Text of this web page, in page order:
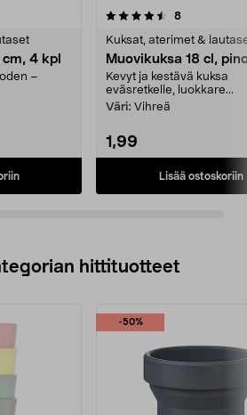
4 kpl
–
8arvostelut
Kuksat, aterimet &
Muovikuksa 18 cl,
Kevyt ja kestävä kuksa
eväsretkelle, luokkare...
Väri: Vihreä
1,99
Lisää ostoskoriin
4.5viidestä
hittituotteet
-50%